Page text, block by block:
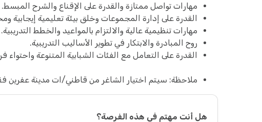
مهارات تواصل ممتازة والقدرة على الإقناع والشرح المبسط.
القدرة على إدارة المجموعات وخلق بيئة تعليمية إيجابية
مهارات تنظيمية عالية والالتزام بالمواعيد والخطط التدريبية.
روح المبادرة والابتكار في تطوير الأساليب التدريبية.
القدرة على التعامل مع الفئات الشبابية المتنوعة واحتواء
ملاحظة: سيتم اختيار الشاغر من قاطني/ات مدينة عفرين
هل أنت مهتم في هذه الفرصة؟